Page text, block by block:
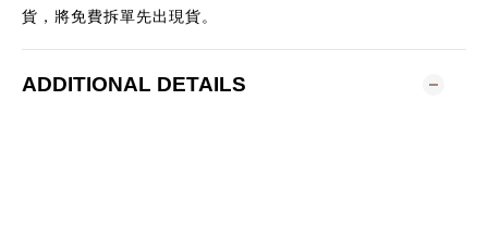
貨，將免費拆單先出現貨。
ADDITIONAL DETAILS